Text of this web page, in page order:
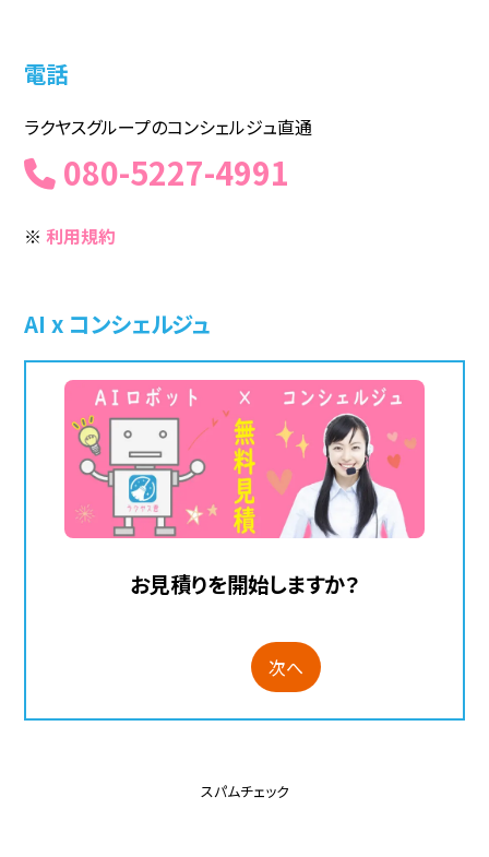
電話
ラクヤスグループのコンシェルジュ直通
080-5227-4991
※利用規約
AI x コンシェルジュ
お見積りを開始しますか？
次へ
スパムチェック